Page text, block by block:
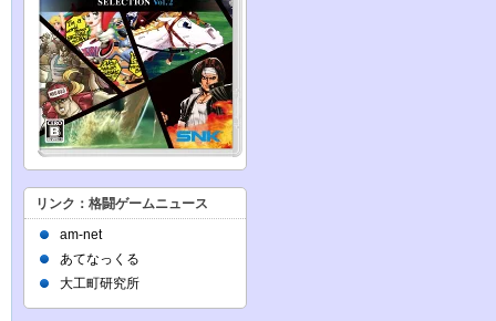
リンク：格闘ゲームニュース
am-net
あてなっくる
大工町研究所